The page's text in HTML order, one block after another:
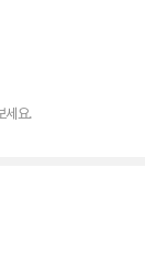
세요.